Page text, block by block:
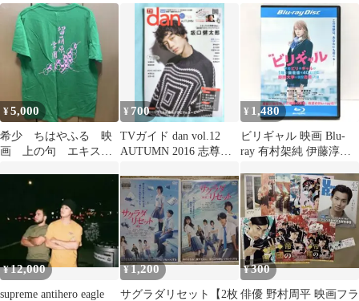
ル落ちDVD
映画
¥5,000
希少 ちはやふる 映
画 上の句 エキスト
サイズ
¥ 700
TVガイド dan vol.12
AUTUMN 2016 志尊淳
¥ 1,480
ビリギャル 映画 Blu-
ray 有村架純 伊藤淳史
¥12,000
supreme antihero eagle
¥1,200
サグラダリセット【2枚
¥300
俳優 野村周平 映画フラ